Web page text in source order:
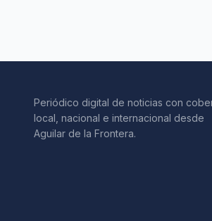
Periódico digital de noticias con
local, nacional e internacional desde
Aguilar de la Frontera.